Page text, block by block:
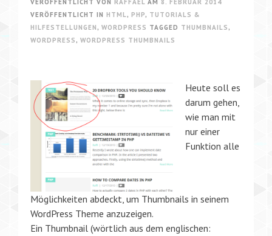
VERÖFFENTLICHT VON RAFFAEL AM 8. FEBRUAR 2014
VERÖFFENTLICHT IN HTML, PHP, TUTORIALS &
HILFESTELLUNGEN , WORDPRESS TAGGED THUMBNAILS ,
WORDPRESS , WORDPRESS THUMBNAILS
Heute soll es
darum gehen,
wie man mit
nur einer
Funktion alle
Möglichkeiten abdeckt, um Thumbnails in seinem
WordPress Theme anzuzeigen.
Ein Thumbnail (wörtlich aus dem englischen: